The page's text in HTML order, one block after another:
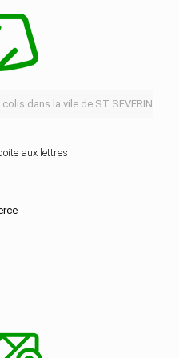
dans la vile de ST SEVERIN
aux lettres